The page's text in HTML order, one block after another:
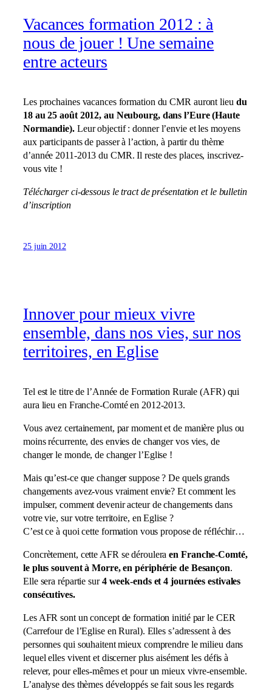
Vacances formation 2012 : à
nous de jouer ! Une semaine
entre acteurs
Les prochaines vacances formation du CMR auront lieu du
18 au 25 août 2012, au Neubourg, dans l’Eure (Haute
Normandie).Leur objectif : donner l’envie et les moyens
aux participants de passer à l’action, à partir du thème
d’année 2011-2013 du CMR. Il reste des places, inscrivez-
vous vite !
Télécharger ci-dessous le tract de présentation et le bulletin
d’inscription
25 juin 2012
Innover pour mieux vivre
ensemble, dans nos vies, sur nos
territoires, en Eglise
Tel est le titre de l’Année de Formation Rurale (AFR) qui
aura lieu en Franche-Comté en 2012-2013.
Vous avez certainement, par moment et de manière plus ou
moins récurrente, des envies de changer vos vies, de
changer le monde, de changer l’Eglise !
Mais qu’est-ce que changer suppose ? De quels grands
changements avez-vous vraiment envie? Et comment les
impulser, comment devenir acteur de changements dans
votre vie, sur votre territoire, en Eglise ?
C’est ce à quoi cette formation vous propose de réfléchir…
Concrètement, cette AFR se dérouleraen Franche-Comté,
le plus souvent à Morre, en périphérie de Besançon.
Elle sera répartie sur4 week-ends et 4 journées estivales
consécutives.
Les AFR sont un concept de formation initié par le CER
(Carrefour de l’Eglise en Rural). Elles s’adressent à des
personnes qui souhaitent mieux comprendre le milieu dans
lequel elles vivent et discerner plus aisément les défis à
relever, pour elles-mêmes et pour un mieux vivre-ensemble.
L’analyse des thèmes développés se fait sous les regards